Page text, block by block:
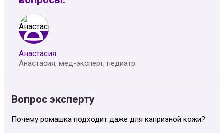
Анастасия
Анастасия, мед-эксперт, педиатр.
Вопрос эксперту
Почему ромашка подходит даже для капризной кожи?